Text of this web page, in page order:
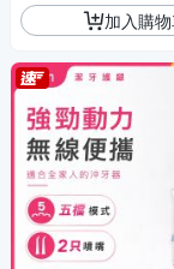
加入購